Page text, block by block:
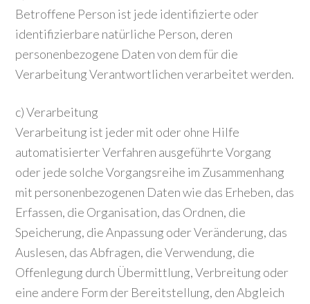
Betroffene Person ist jede identifizierte oder
identifizierbare natürliche Person, deren
personenbezogene Daten von dem für die
Verarbeitung Verantwortlichen verarbeitet werden.
c) Verarbeitung
Verarbeitung ist jeder mit oder ohne Hilfe
automatisierter Verfahren ausgeführte Vorgang
oder jede solche Vorgangsreihe im Zusammenhang
mit personenbezogenen Daten wie das Erheben, das
Erfassen, die Organisation, das Ordnen, die
Speicherung, die Anpassung oder Veränderung, das
Auslesen, das Abfragen, die Verwendung, die
Offenlegung durch Übermittlung, Verbreitung oder
eine andere Form der Bereitstellung, den Abgleich